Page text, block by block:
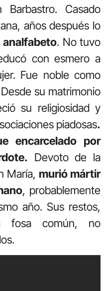
Casado
años después lo
analfabeto. No tuvo
con esmero a
Fue noble como
su matrimonio
su religiosidad y
piadosas.
encarcelado por
Devoto de la
María, murió mártir
, probablemente
año. Sus restos,
fosa común, no